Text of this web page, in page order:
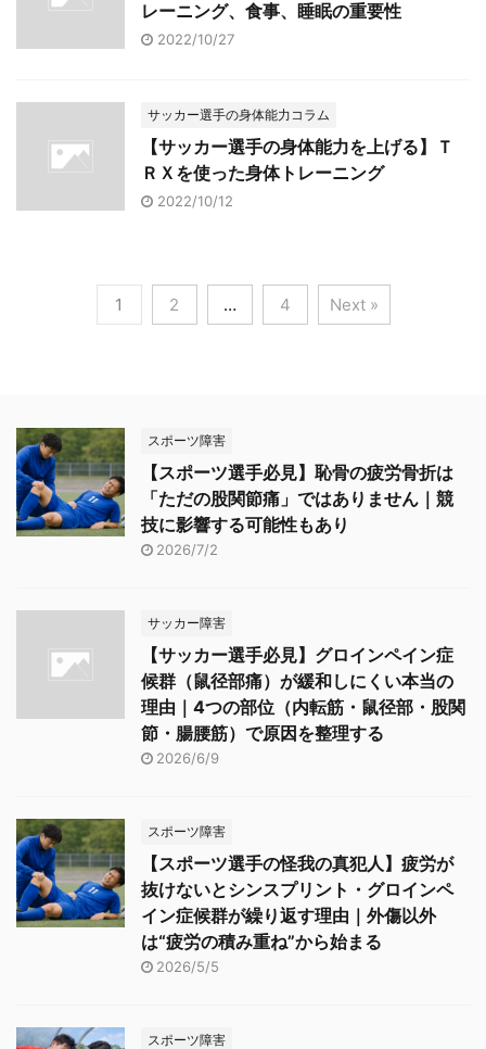
レーニング、食事、睡眠の重要性
2022/10/27
サッカー選手の身体能力コラム
【サッカー選手の身体能力を上げる】Ｔ
ＲＸを使った身体トレーニング
2022/10/12
1 2 … 4 Next »
スポーツ障害
【スポーツ選手必見】恥骨の疲労骨折は
「ただの股関節痛」ではありません｜競
技に影響する可能性もあり
2026/7/2
サッカー障害
【サッカー選手必見】グロインペイン症
候群（鼠径部痛）が緩和しにくい本当の
理由｜4つの部位（内転筋・鼠径部・股関
節・腸腰筋）で原因を整理する
2026/6/9
スポーツ障害
【スポーツ選手の怪我の真犯人】疲労が
抜けないとシンスプリント・グロインペ
イン症候群が繰り返す理由｜外傷以外
は“疲労の積み重ね”から始まる
2026/5/5
スポーツ障害